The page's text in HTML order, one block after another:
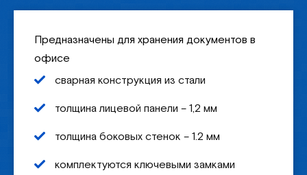
Предназначены для хранения документов в
офисе
сварная конструкция из стали
толщина лицевой панели – 1,2 мм
толщина боковых стенок – 1.2 мм
комплектуются ключевыми замками